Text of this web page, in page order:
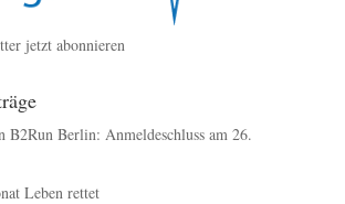
jetzt abonnieren
B2Run Berlin: Anmeldeschluss am 26.
Leben rettet